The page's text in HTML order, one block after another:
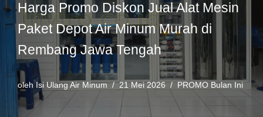
Harga Promo Diskon Jual Alat Mesin
Paket Depot Air Minum Murah di
Rembang Jawa Tengah
oleh Isi Ulang Air Minum 21 Mei 2026 PROMO Bulan Ini